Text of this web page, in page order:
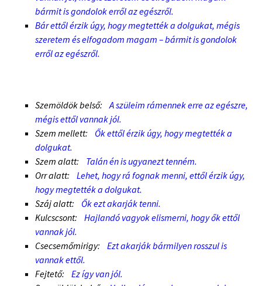
bármit is gondolok erről az egészről.
Bár ettől érzik úgy, hogy megtették a dolgukat, mégis
szeretem és elfogadom magam – bármit is gondolok
erről az egészről.
Szemöldök belső: A szüleim rámennek erre az egészre,
mégis ettől vannak jól.
Szem mellett:
Ők ettől érzik úgy, hogy megtették a
dolgukat.
Szem alatt: Talán én is ugyanezt tenném.
Orr alatt: Lehet, hogy rá fognak menni, ettől érzik úgy,
hogy megtették a dolgukat.
Száj alatt:
Ők ezt akarják tenni.
Kulcscsont:
Hajlandó vagyok elismerni, hogy ők ettől
vannak jól.
Csecsemőmirigy: Ezt akarják bármilyen rosszul is
vannak ettől.
Fejtető: Ez így van jól.